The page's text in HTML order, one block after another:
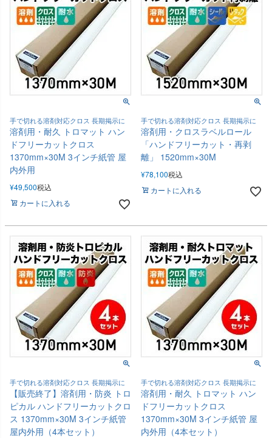
手で切れる溶剤対応クロス 長期掲示に
溶剤用・耐久 トロマット ハン
ドフリーカットクロス
1370mm×30M 3インチ紙管 屋
内外用
¥49,500税込
カートに入れる
手で切れる溶剤対応クロス 長期掲示に
溶剤用・クロスラベルロール
「ハンドフリーカット・再剥
離」 1520mm×30M
¥78,100税込
カートに入れる
手で切れる溶剤対応クロス 長期掲示に
【販売終了】溶剤用・防炎 トロ
ピカル ハンドフリーカットクロ
ス 1370mm×30M 3インチ紙管
屋内外用（4本セット）
手で切れる溶剤対応クロス 長期掲示に
溶剤用・耐久 トロマット ハン
ドフリーカットクロス
1370mm×30M 3インチ紙管 屋
内外用（4本セット）